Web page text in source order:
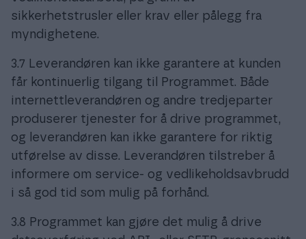
sikkerhetstrusler eller krav eller pålegg fra
myndighetene.
3.7 Leverandøren kan ikke garantere at kunden
får kontinuerlig tilgang til Programmet. Både
internettleverandøren og andre tredjeparter
produserer tjenester for å drive programmet,
og leverandøren kan ikke garantere for riktig
utførelse av disse. Leverandøren tilstreber å
informere om service- og vedlikeholdsavbrudd
i så god tid som mulig på forhånd.
3.8 Programmet kan gjøre det mulig å drive